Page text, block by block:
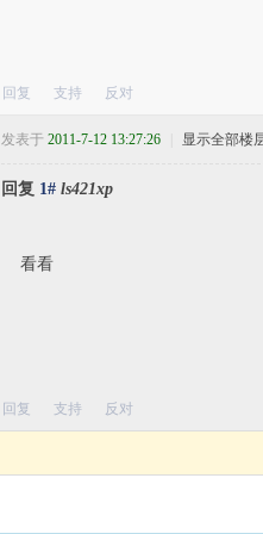
回复 支持 反对
发表于 2011-7-12 13:27:26 显示全部楼
回复 1# ls421xp
看看
回复 支持 反对